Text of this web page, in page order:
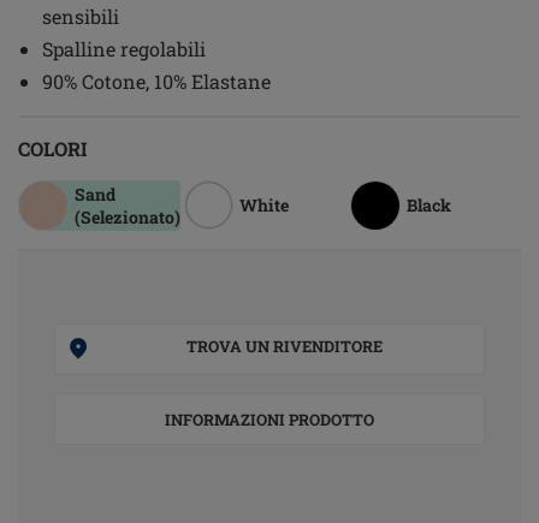
sensibili
Spalline regolabili
90% Cotone, 10% Elastane
COLORI
Sand
(Selezionato)
White Black
TROVA UN RIVENDITORE
INFORMAZIONI PRODOTTO